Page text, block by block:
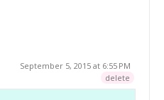
September 5, 2015 at 6:55 PM
delete